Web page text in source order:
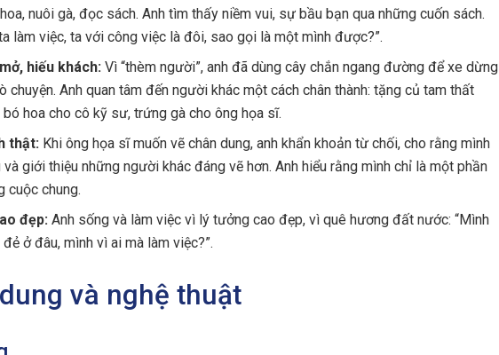
nuôi gà, đọc sách. Anh tìm thấy niềm vui, sự bầu bạn qua những cuốn sách.
làm việc, ta với công việc là đôi, sao gọi là một mình được?”.
hiếu khách: Vì “thèm người”, anh đã dùng cây chắn ngang đường để xe dừng
chuyện. Anh quan tâm đến người khác một cách chân thành: tặng củ tam thất
hoa cho cô kỹ sư, trứng gà cho ông họa sĩ.
thật: Khi ông họa sĩ muốn vẽ chân dung, anh khẩn khoản từ chối, cho rằng mình
giới thiệu những người khác đáng vẽ hơn. Anh hiểu rằng mình chỉ là một phần
cuộc chung.
đẹp: Anh sống và làm việc vì lý tưởng cao đẹp, vì quê hương đất nước: “Mình
ở đâu, mình vì ai mà làm việc?”.
và nghệ thuật